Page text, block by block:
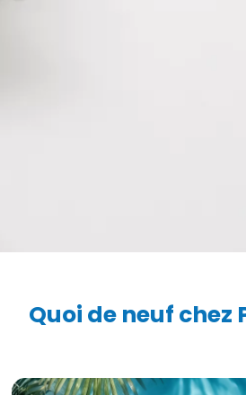
Quoi de neuf chez